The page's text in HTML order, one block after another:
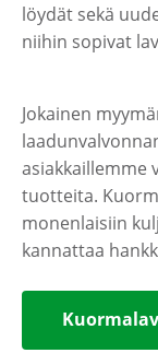
löydät sekä
niihin sopivat
Jokainen
asiakkaillemme
tuotteita.
monenlaisiin
kannattaa